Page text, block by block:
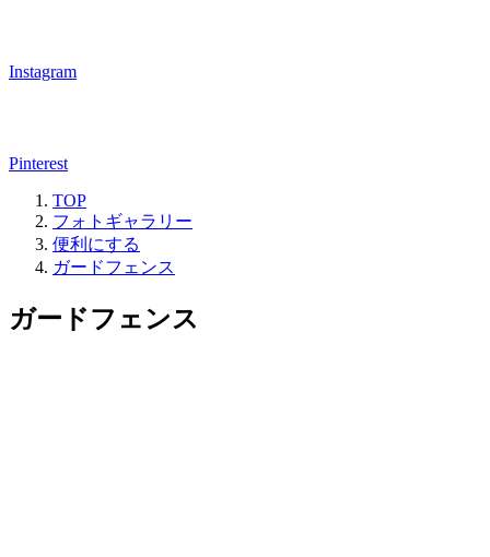
Instagram
Pinterest
TOP
フォトギャラリー
便利にする
ガードフェンス
ガードフェンス